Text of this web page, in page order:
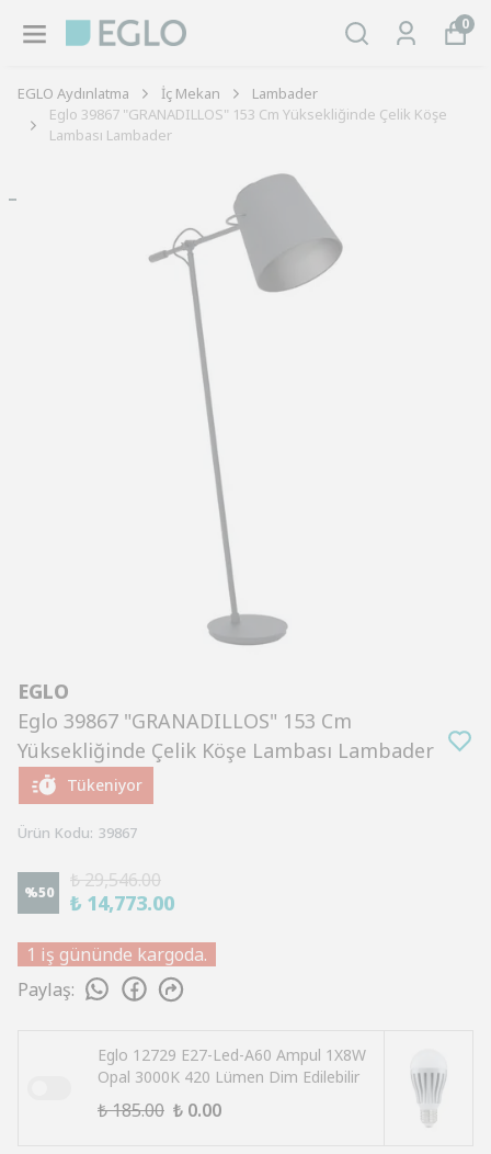
0
EGLO Aydınlatma İç Mekan
Lambader
Eglo 39867 "GRANADILLOS" 153 Cm Yüksekliğinde Çelik Köşe
Lambası Lambader
EGLO
Eglo 39867 "GRANADILLOS" 153 Cm
Yüksekliğinde Çelik Köşe Lambası Lambader
Tükeniyor
Ürün Kodu: 39867
%50
₺ 29,546.00
₺ 14,773.00
1 iş gününde kargoda.
Paylaş:
Eglo 12729 E27-Led-A60 Ampul 1X8W
Opal 3000K 420 Lümen Dim Edilebilir
₺ 185.00 ₺ 0.00